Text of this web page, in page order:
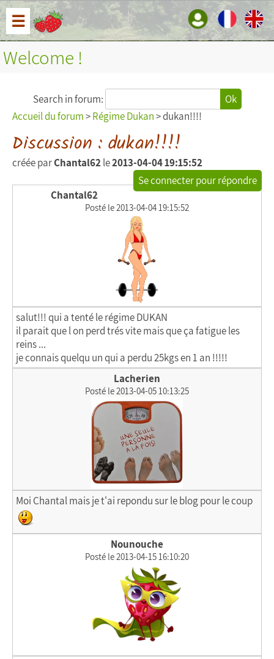
☰
Welcome !
Search in forum:
Ok
Accueil du forum>Régime Dukan> dukan!!!!
Discussion : dukan!!!!
créée parChantal62le2013-04-04 19:15:52
Se connecter pour répondre
Chantal62
Posté le 2013-04-04 19:15:52
salut!!! qui a tenté le régime DUKAN
il parait que l on perd trés vite mais que ça fatigue les
reins ...
je connais quelqu un qui a perdu 25kgs en 1 an !!!!!
Lacherien
Posté le 2013-04-05 10:13:25
Moi Chantal mais je t'ai repondu sur le blog pour le coup
Nounouche
Posté le 2013-04-15 16:10:20